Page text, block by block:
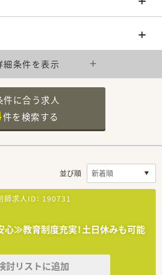
細条件を表示
件に合う求人
件を検索する
並び順
師求人ID： 190731
心≫教育制度充実！土日休みも可能
討リストに追加